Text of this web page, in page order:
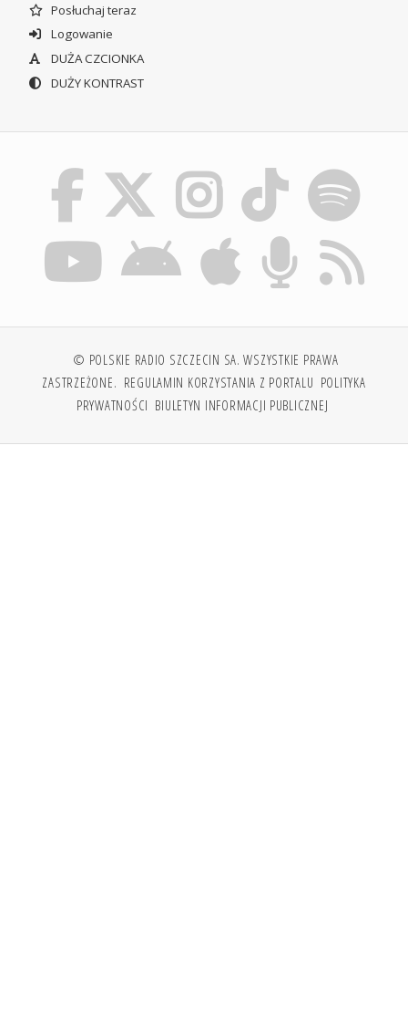
Posłuchaj teraz
Logowanie
DUŻA CZCIONKA
DUŻY KONTRAST
© POLSKIE RADIO SZCZECIN SA. WSZYSTKIE PRAWA
ZASTRZEŻONE. REGULAMIN KORZYSTANIA Z PORTALU POLITYKA
PRYWATNOŚCI BIULETYN INFORMACJI PUBLICZNEJ